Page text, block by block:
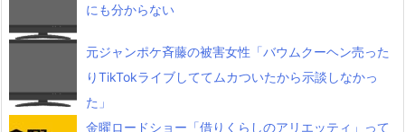
にも分からない
元ジャンポケ斉藤の被害女性「バウムクーヘン売った
りTikTokライブしててムカついたから示談しなかっ
た」
金曜ロードショー「借りくらしのアリエッティ」って